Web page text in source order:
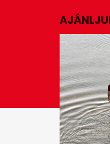
5
seconds
0%